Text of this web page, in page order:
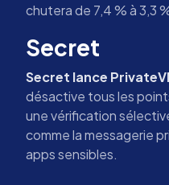
chutera de 7,4 % à 3,3
Secret
Secret lance
désactive tous les
une vérification
comme la messagerie
apps sensibles.